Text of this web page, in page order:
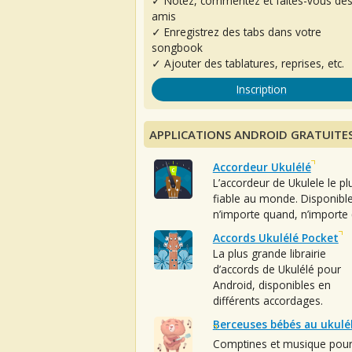
amis
✓ Enregistrez des tabs dans votre
songbook
✓ Ajouter des tablatures, reprises, etc.
Inscription
APPLICATIONS ANDROID
Accordeur Ukulélé
L’accordeur de Ukulele le
fiable au monde. Disponible
n’importe quand, n’importe
Accords Ukulélé Pocket
La plus grande librairie
d’accords de Ukulélé pour
Android, disponibles en
différents accordages.
Berceuses bébés au
Comptines et musique pour